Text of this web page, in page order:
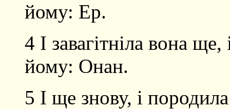
йому: Ер.
4 І завагітніла вона
йому: Онан.
5 І ще знову, і